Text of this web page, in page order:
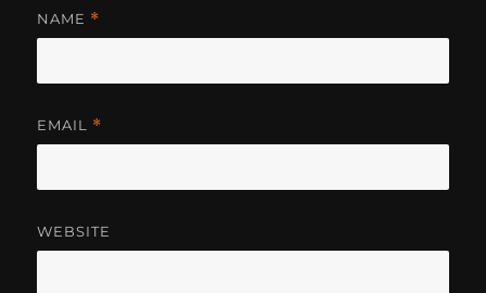
NAME *
EMAIL *
WEBSITE